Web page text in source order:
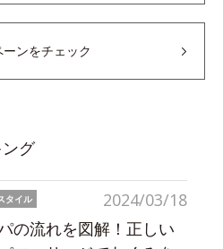
ンをチェック
グ
2024/03/18
タイル
の流れを図解！正しい